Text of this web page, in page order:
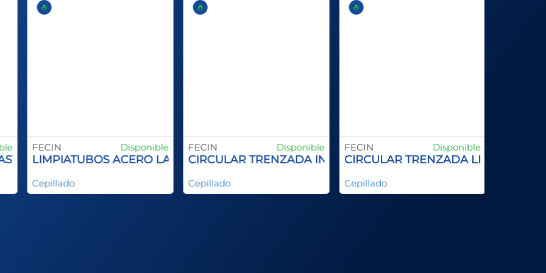
FECIN Disponible
LIMPIATUBOS ACERO LATONADO
Cepillado
FECIN Disponible
CIRCULAR TRENZADA INOX
Cepillado
FECIN Disponible
CIRCULAR TRENZADA LINEA
Cepillado